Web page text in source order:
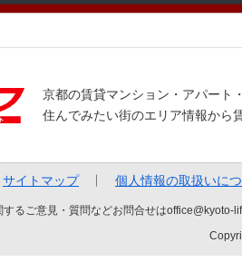
京都の賃貸マンション・アパート
住んでみたい街のエリア情報から
サイトマップ 個人情報の取扱いに
するご意見・質問などお問合せは